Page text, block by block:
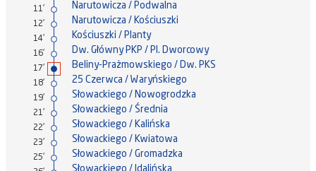
11' Narutowicza / Podwalna
12' Narutowicza / Kościuszki
14' Kościuszki / Planty
16' Dw. Główny PKP / Pl. Dworcowy
17' Beliny-Prażmowskiego / Dw. PKS
18' 25 Czerwca / Waryńskiego
19' Słowackiego / Nowogrodzka
21' Słowackiego / Średnia
22' Słowackiego / Kalińska
23' Słowackiego / Kwiatowa
25' Słowackiego / Gromadzka
Słowackiego / Idalińska